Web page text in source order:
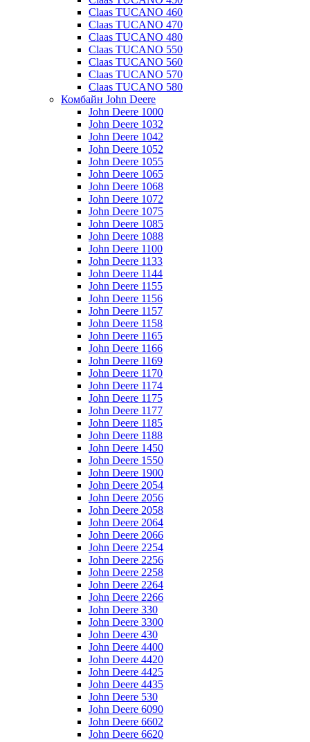
Claas TUCANO 460
Claas TUCANO 470
Claas TUCANO 480
Claas TUCANO 550
Claas TUCANO 560
Claas TUCANO 570
Claas TUCANO 580
Комбайн John Deere
John Deere 1000
John Deere 1032
John Deere 1042
John Deere 1052
John Deere 1055
John Deere 1065
John Deere 1068
John Deere 1072
John Deere 1075
John Deere 1085
John Deere 1088
John Deere 1100
John Deere 1133
John Deere 1144
John Deere 1155
John Deere 1156
John Deere 1157
John Deere 1158
John Deere 1165
John Deere 1166
John Deere 1169
John Deere 1170
John Deere 1174
John Deere 1175
John Deere 1177
John Deere 1185
John Deere 1188
John Deere 1450
John Deere 1550
John Deere 1900
John Deere 2054
John Deere 2056
John Deere 2058
John Deere 2064
John Deere 2066
John Deere 2254
John Deere 2256
John Deere 2258
John Deere 2264
John Deere 2266
John Deere 330
John Deere 3300
John Deere 430
John Deere 4400
John Deere 4420
John Deere 4425
John Deere 4435
John Deere 530
John Deere 6090
John Deere 6602
John Deere 6620